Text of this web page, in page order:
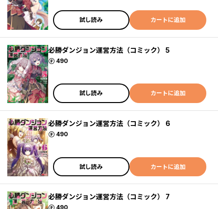
試し読み カートに追加
必勝ダンジョン運営方法（コミック） 5
490
ポイント
試し読み カートに追加
必勝ダンジョン運営方法（コミック） 6
490
ポイント
試し読み カートに追加
必勝ダンジョン運営方法（コミック） 7
490
ポイント